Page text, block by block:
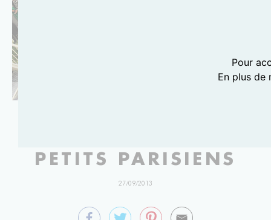
PETITS PARISIENS
27/09/2013
Pour
En plus de